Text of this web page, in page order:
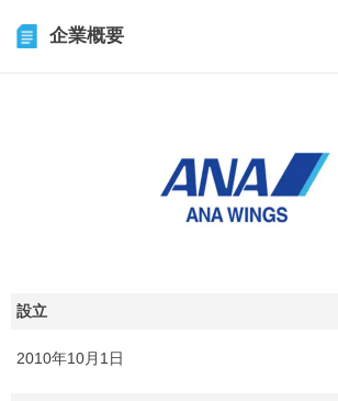
企業概要
設立
2010年10月1日